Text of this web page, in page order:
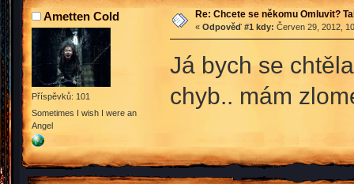
Ametten Cold
Příspěvků: 101
Sometimes I wish I were an
Angel
Re: Chcete se někomu Omluvit?
« Odpověď #1 kdy: Červen 29, 2012,
Já bych se
chyb.. mám